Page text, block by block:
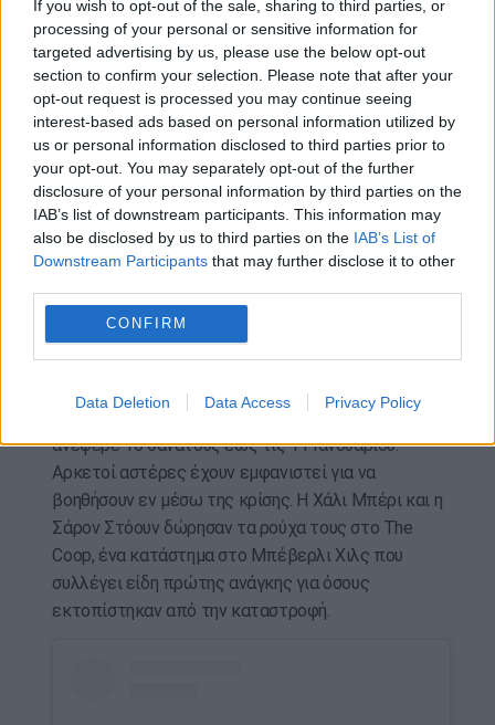
If you wish to opt-out of the sale, sharing to third parties, or
processing of your personal or sensitive information for
targeted advertising by us, please use the below opt-out
section to confirm your selection. Please note that after your
opt-out request is processed you may continue seeing
interest-based ads based on personal information utilized by
us or personal information disclosed to third parties prior to
your opt-out. You may separately opt-out of the further
disclosure of your personal information by third parties on the
IAB’s list of downstream participants. This information may
also be disclosed by us to third parties on the IAB’s List of
Downstream Participants that may further disclose it to other
CONFIRM
Data Deletion Data Access Privacy Policy
«πρέπει να συνειδητοποιήσουμε την κατάσταση
αυτή τη στιγμή».
Η Εύα τόνισε τη δέσμευσή της στη λεζάντα της
ανάρτησής της: «Η καρδιά μου ραγίζει για την πόλη
του Λος Άντζελες και τις καταστροφικές
πυρκαγιές που έχουν επηρεάσει τόσες πολλές
ζωές. Ελπίζω να μπορέσουμε να ενωθούμε και να
υποστηρίξουμε αυτά τα ανθεκτικά μέλη της
κοινότητάς μας».
Σχετικά με την πυρκαγιά του Λος Άντζελες
Οι πυρκαγιές ξεκίνησαν στις 7 Ιανουαρίου και έχουν
εκτοπίσει περισσότερους από 80.000 ανθρώπους,
συμπεριλαμβανομένων πολλών διασημοτήτων. Ο
ιατροδικαστής της κομητείας του Λος Άντζελες
ανέφερε 16 θανάτους έως τις 11 Ιανουαρίου.
Αρκετοί αστέρες έχουν εμφανιστεί για να
βοηθήσουν εν μέσω της κρίσης. Η Χάλι Μπέρι και η
Σάρον Στόουν δώρησαν τα ρούχα τους στο The
Coop, ένα κατάστημα στο Μπέβερλι Χιλς που
συλλέγει είδη πρώτης ανάγκης για όσους
εκτοπίστηκαν από την καταστροφή.